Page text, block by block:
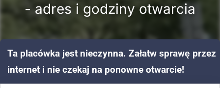
- adres i godziny otwarcia
Ta placówka jest nieczynna. Załatw sprawę przez
internet i nie czekaj na ponowne otwarcie!